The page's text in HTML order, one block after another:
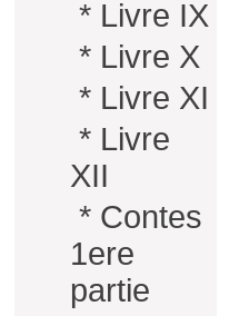
* Livre IX
* Livre X
* Livre XI
* Livre
XII
* Contes
1ere
partie